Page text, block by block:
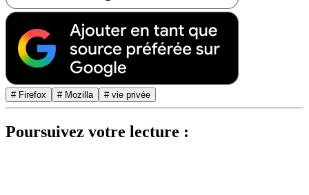
# Firefox # Mozilla # vie privée
Poursuivez votre lecture :